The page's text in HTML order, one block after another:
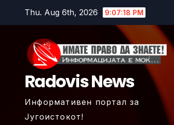
Thu. Aug 6th, 2026 9:07:20 PM
Radovis News
Информативен портал за
Југоистокот!